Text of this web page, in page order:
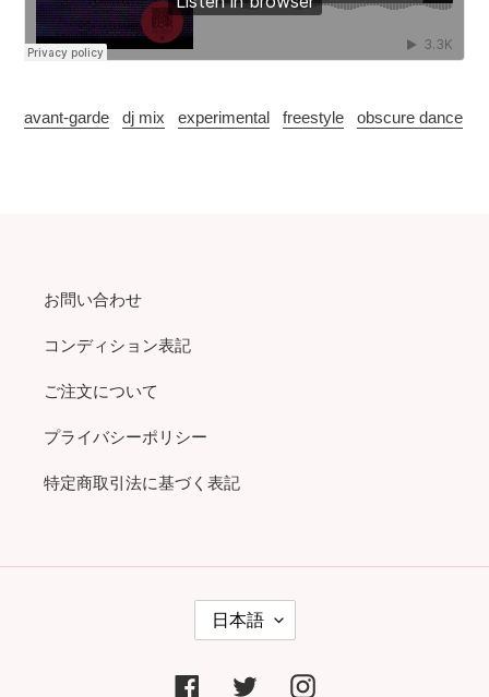
avant-garde dj mix experimental freestyle obscure dance
お問い合わせ
コンディション表記
ご注文について
プライバシーポリシー
特定商取引法に基づく表記
日本語
FacebookTwitter Instagram